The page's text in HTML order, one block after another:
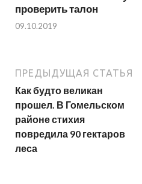
проверить талон
09.10.2019
ПРЕДЫДУЩАЯ СТАТЬЯ
Как будто великан
прошел. В Гомельском
районе стихия
повредила 90 гектаров
леса